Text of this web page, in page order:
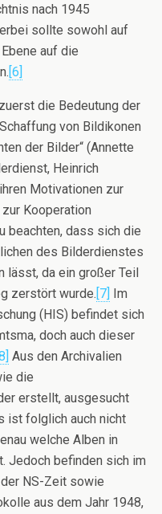
nach 1945
sollte sowohl auf
auf die
[6]
die Bedeutung der
von Bildikonen
der Bilder“ (Annette
Heinrich
Motivationen zur
Kooperation
beachten, dass sich die
des Bilderdienstes
lässt, da ein großer Teil
zerstört wurde.[7] Im
(HIS) befindet sich
doch auch dieser
Aus den Archivalien
die
erstellt, ausgesucht
ist folglich auch nicht
welche Alben in
Jedoch befinden sich im
NS-Zeit sowie
aus dem Jahr 1948,